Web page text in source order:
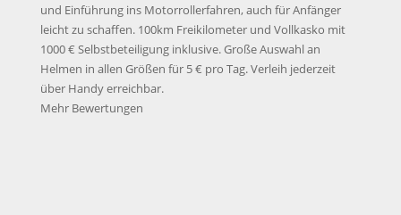
und Einführung ins Motorrollerfahren, auch für Anfänger
leicht zu schaffen. 100km Freikilometer und Vollkasko mit
1000 € Selbstbeteiligung inklusive. Große Auswahl an
Helmen in allen Größen für 5 € pro Tag. Verleih jederzeit
über Handy erreichbar.
Mehr Bewertungen